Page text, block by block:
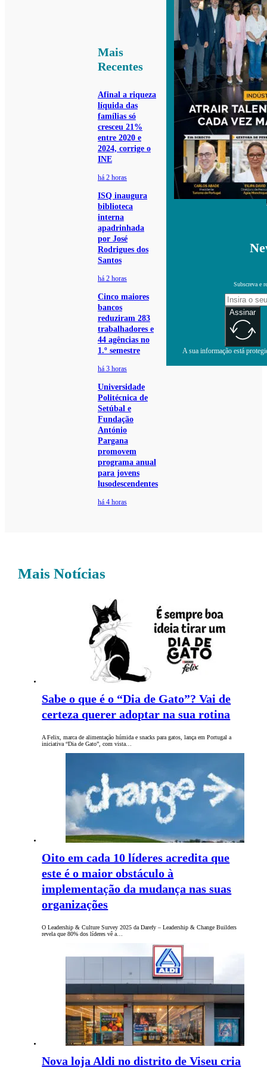
Mais
Recentes
Afinal a riqueza
líquida das
famílias só
cresceu 21%
entre 2020 e
2024, corrige o
INE
há 2 horas
ISQ inaugura
biblioteca
interna
apadrinhada
por José
Rodrigues dos
Santos
há 2 horas
Cinco maiores
bancos
reduziram 283
trabalhadores e
44 agências no
1.º semestre
há 3 horas
Universidade
Politécnica de
Setúbal e
Fundação
António
Pargana
promovem
programa anual
para jovens
lusodescendentes
há 4 horas
Subscreva e
Assinar
A sua informação está
Mais Notícias
Sabe o que é o “Dia de Gato”? Vai de
certeza querer adoptar na sua rotina
A Felix, marca de alimentação húmida e snacks para gatos, lança em Portugal a
iniciativa “Dia de Gato”, com vista…
Oito em cada 10 líderes acredita que
este é o maior obstáculo à
implementação da mudança nas suas
organizações
O Leadership & Culture Survey 2025 da Darefy – Leadership & Change Builders
revela que 80% dos líderes vê a…
Nova loja Aldi no distrito de Viseu cria